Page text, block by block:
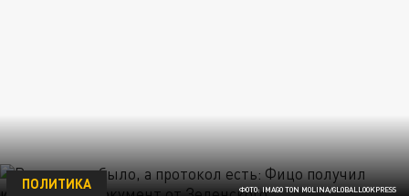
ФОТО: IMAGO TON MOLINA/GLOBALLOOKPRESS
ПОЛИТИКА